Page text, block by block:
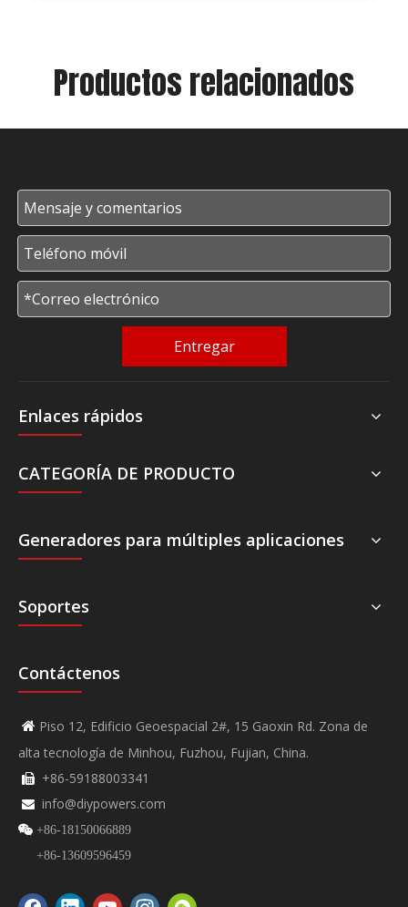
Productos relacionados
Entregar
Enlaces rápidos
CATEGORÍA DE PRODUCTO
Generadores para múltiples aplicaciones
Soportes
Contáctenos
 Piso 12, Edificio Geoespacial 2#, 15 Gaoxin Rd. Zona de
alta tecnología de Minhou, Fuzhou, Fujian, China.
 +86-59188003341
 info@diypowers.com
 +86-18150066889
+86-13609596459